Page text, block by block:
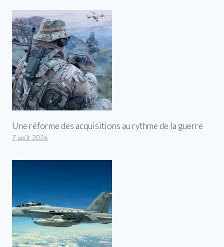
Une réforme des acquisitions au rythme de la guerre
7 août 2026